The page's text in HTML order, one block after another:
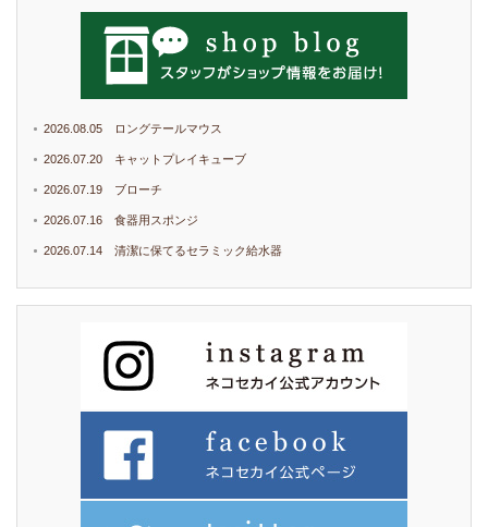
2026.08.05 ロングテールマウス
2026.07.20 キャットプレイキューブ
2026.07.19 ブローチ
2026.07.16 食器用スポンジ
2026.07.14 清潔に保てるセラミック給水器